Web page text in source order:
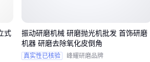
续使用200小时后，锥尖硬度下降会明
30%，但能保持锥面形状稳定性，特别
省在刀尖上反而更贵。
式
振动研磨机械 研磨抛光机批发 首饰研磨
机器 研磨去除氧化皮倒角
真实性已核验 峰耀研磨品牌